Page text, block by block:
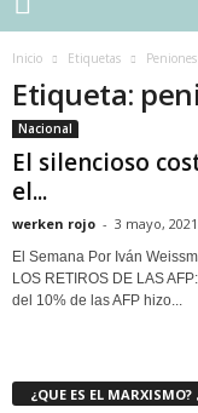
Inicio Etiquetas
Etiqueta:
Nacional
El silencioso
el...
werken rojo - 3 mayo, 2021
El Semana Por Iván
LOS RETIROS DE LAS
del 10% de las AFP hizo...
¿QUE ES EL